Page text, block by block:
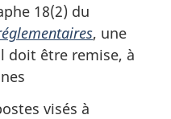
18(2) du
, une
doit être remise, à
visés à